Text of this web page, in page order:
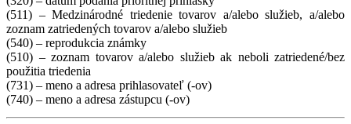
(511) – Medzinárodné triedenie tovarov a/alebo služieb, a/alebo
zoznam zatriedených tovarov a/alebo služieb
(540) – reprodukcia známky
(510) – zoznam tovarov a/alebo služieb ak neboli zatriedené/bez
použitia triedenia
(731) – meno a adresa prihlasovateľ (-ov)
(740) – meno a adresa zástupcu (-ov)